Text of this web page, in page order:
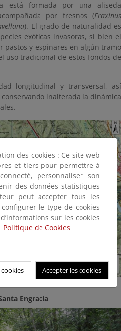
está formada por una aliseda
por fresnos (Fraxinus
). El grado de naturalidad es
exóticas invasoras, si bien el
pastos y espinares en algún tramo
uso tradicional de estos fondos de
longitudinal y transversal, así
inalterada la dinámica
Engracia
des cookies : Ce site web
et tiers pour permettre à
personnaliser son
des données statistiques
peut accepter tous les
le type de cookies
sur les cookies
Politique de Cookies
cookies Accepter les cookies